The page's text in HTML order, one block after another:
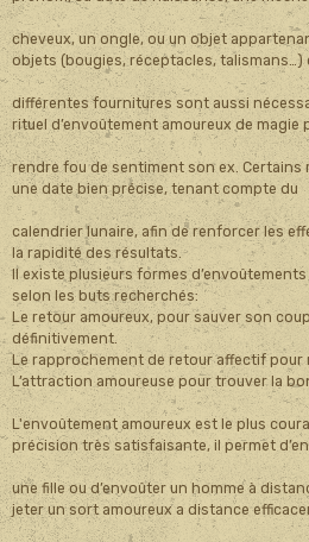
cheveux, un ongle, ou un objet
objets (bougies, réceptacles, talismans…)
différentes fournitures sont aussi
rituel d’envoûtement amoureux de magie
rendre fou de sentiment son ex. Certains
une date bien précise, tenant compte du
calendrier lunaire, afin de renforcer les
la rapidité des résultats.
Il existe plusieurs formes
selon les buts recherchés:
Le retour amoureux, pour sauver son
définitivement.
Le rapprochement de retour affectif pour
L’attraction amoureuse pour trouver la
L'envoûtement amoureux est le plus
précision très satisfaisante, il permet
une fille ou d’envoûter un homme à
jeter un sort amoureux a distance